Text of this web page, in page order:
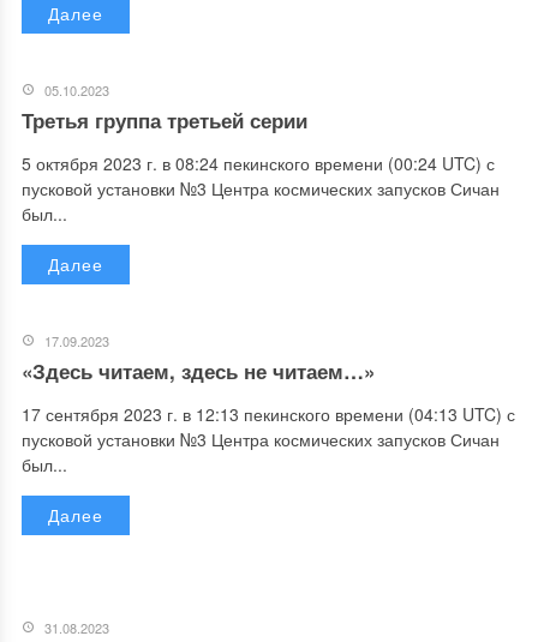
Далее
05.10.2023
Третья группа третьей серии
5 октября 2023 г. в 08:24 пекинского времени (00:24 UTC) с
пусковой установки №3 Центра космических запусков Сичан
был...
Далее
17.09.2023
«Здесь читаем, здесь не читаем…»
17 сентября 2023 г. в 12:13 пекинского времени (04:13 UTC) с
пусковой установки №3 Центра космических запусков Сичан
был...
Далее
31.08.2023